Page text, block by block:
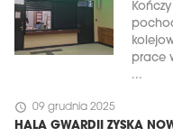
prace
...
schedule 09 grudnia 2025
HALA GWARDII ZYSKA